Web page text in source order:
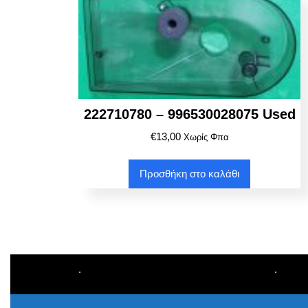
222710780 – 996530028075 Used
€13,00 Χωρίς Φπα
Προσθήκη στο καλάθι
. .